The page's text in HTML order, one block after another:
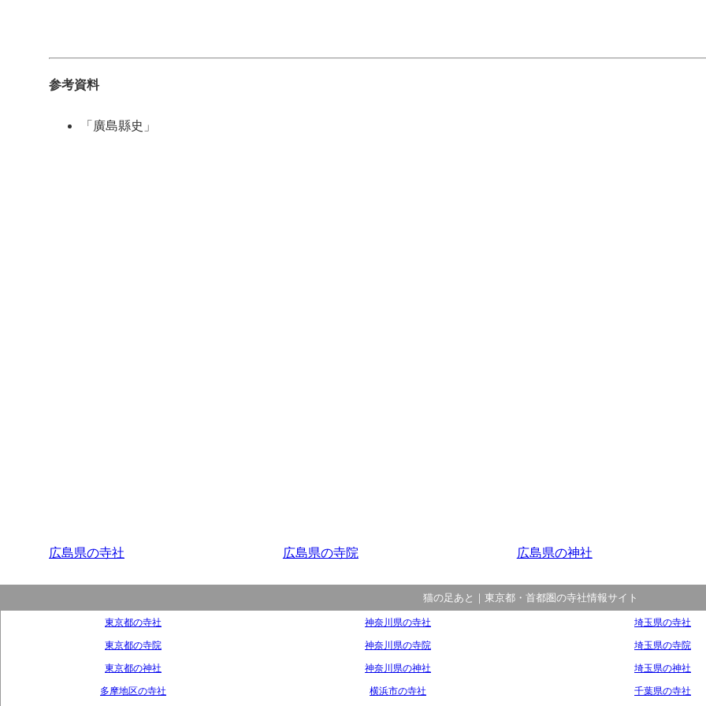
参考資料
「廣島縣史」
広島県の寺社 広島県の寺院 広島県の神社
猫の足あと｜東京都・首都圏の寺社情報サイト
東京都の寺社
東京都の寺院
東京都の神社
多摩地区の寺社
神奈川県の寺社
神奈川県の寺院
神奈川県の神社
横浜市の寺社
埼玉県の寺社
埼玉県の寺院
埼玉県の神社
千葉県の寺社